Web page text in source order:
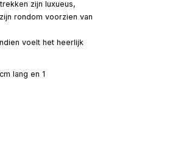
zijn luxueus,
rondom voorzien van
voelt het heerlijk
lang en 1